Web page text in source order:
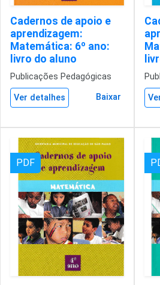
Cadernos de apoio e
aprendizagem:
Matemática: 6º ano:
livro do aluno
Publicações Pedagógicas
Ver detalhes Baixar
PDF